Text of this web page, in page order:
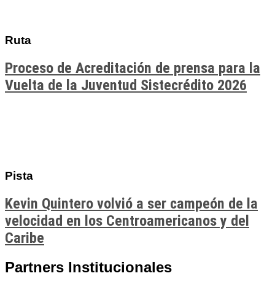
Ruta
Proceso de Acreditación de prensa para la
Vuelta de la Juventud Sistecrédito 2026
Pista
Kevin Quintero volvió a ser campeón de la
velocidad en los Centroamericanos y del
Caribe
Partners Institucionales